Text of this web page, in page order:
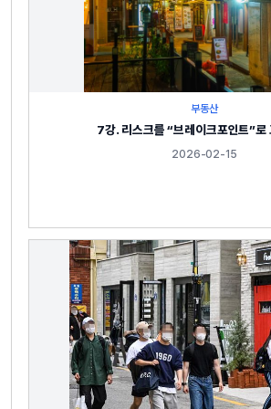
부동산
7강. 리스크를 “브레이크포인트”로
2026-02-15